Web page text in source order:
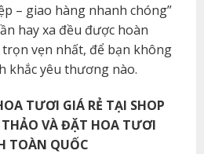
– giao hàng nhanh chóng”
hay xa đều được hoàn
vẹn nhất, để bạn không
khắc yêu thương nào.
TƯƠI GIÁ RẺ TẠI SHOP
VÀ ĐẶT HOA TƯƠI
TOÀN QUỐC